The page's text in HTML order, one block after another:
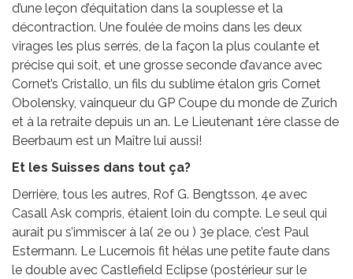
d’une leçon d’équitation dans la souplesse et la
décontraction. Une foulée de moins dans les deux
virages les plus serrés, de la façon la plus coulante et
précise qui soit, et une grosse seconde d’avance avec
Cornet’s Cristallo, un fils du sublime étalon gris Cornet
Obolensky, vainqueur du GP Coupe du monde de Zurich
et à la retraite depuis un an. Le Lieutenant 1ère classe de
Beerbaum est un Maître lui aussi!
Et les Suisses dans tout ça?
Derrière, tous les autres, Rof G. Bengtsson, 4e avec
Casall Ask compris, étaient loin du compte. Le seul qui
aurait pu s’immiscer à la( 2e ou ) 3e place, c’est Paul
Estermann. Le Lucernois fit hélas une petite faute dans
le double avec Castlefield Eclipse (postérieur sur le